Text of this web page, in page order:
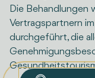
Die Behandlungen
Vertragspartnern
durchgeführt, die